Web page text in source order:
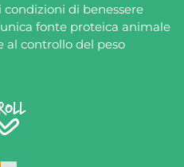
di benessere
fonte proteica animale
al controllo del peso